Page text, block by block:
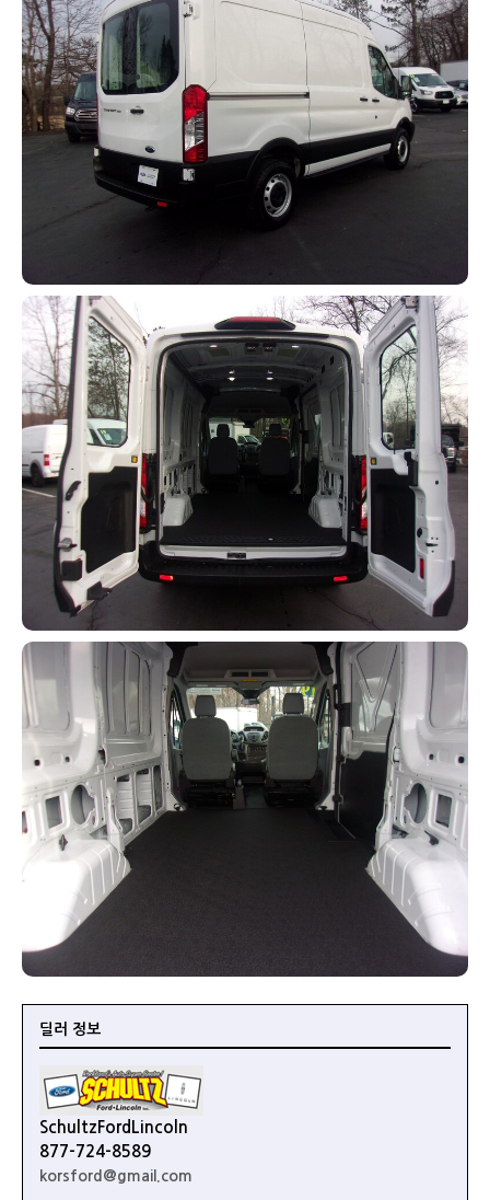
딜러 정보
SchultzFordLincoln
877-724-8589
korsford@gmail.com